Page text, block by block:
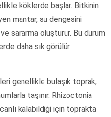
köklerde başlar. Bitkinin
mantar, su dengesini
sararma oluşturur. Bu durum
daha sık görülür.
genellikle bulaşık toprak,
taşınır. Rhizoctonia
kalabildiği için toprakta